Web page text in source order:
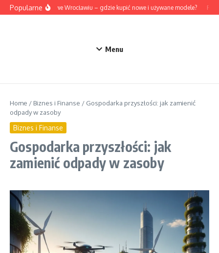
Przejdź do treści
PopularneMazda we Wrocławiu – gdzie kupić nowe i używane modele?
Menu
Home / Biznes i Finanse / Gospodarka przyszłości: jak zamienić
odpady w zasoby
Biznes i Finanse
Gospodarka przyszłości: jak
zamienić odpady w zasoby